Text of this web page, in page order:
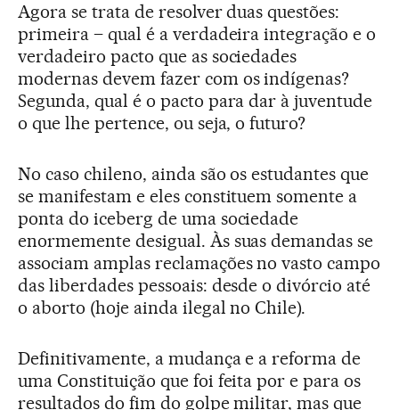
Agora se trata de resolver duas questões:
primeira – qual é a verdadeira integração e o
verdadeiro pacto que as sociedades
modernas devem fazer com os indígenas?
Segunda, qual é o pacto para dar à juventude
o que lhe pertence, ou seja, o futuro?
No caso chileno, ainda são os estudantes que
se manifestam e eles constituem somente a
ponta do iceberg de uma sociedade
enormemente desigual. Às suas demandas se
associam amplas reclamações no vasto campo
das liberdades pessoais: desde o divórcio até
o aborto (hoje ainda ilegal no Chile).
Definitivamente, a mudança e a reforma de
uma Constituição que foi feita por e para os
resultados do fim do golpe militar, mas que